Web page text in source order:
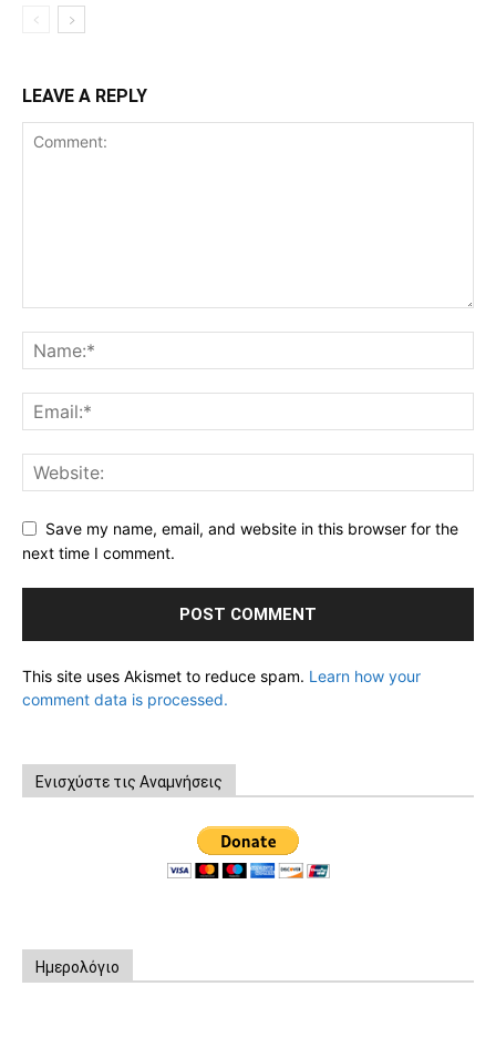
LEAVE A REPLY
Save my name, email, and website in this browser for the
next time I comment.
This site uses Akismet to reduce spam. Learn how your
comment data is processed.
Ενισχύστε τις Αναμνήσεις
Ημερολόγιο